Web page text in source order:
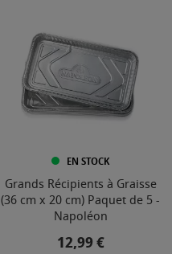
EN STOCK
Grands Récipients à Graisse
(36 cm x 20 cm) Paquet de 5 -
Napoléon
Prix
12,99 €